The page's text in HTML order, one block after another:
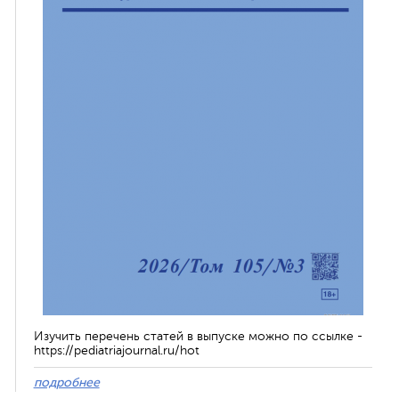
Изучить перечень статей в выпуске можно по ссылке -
https://pediatriajournal.ru/hot
подробнее